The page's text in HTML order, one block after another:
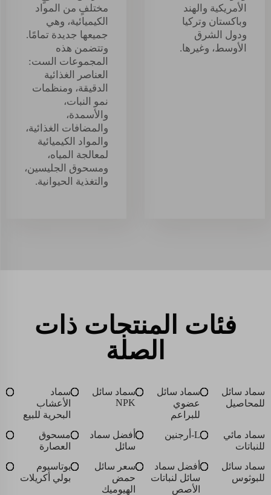
الأمريكية والهند
وباكستان وتركيا
ودول الشرق
الأوسط، وغيرها.
مختلفٍ من المواد
الكيميائية، وهي
جميعها جديدة تمامًا.
وتتضمن هذه
المجموعات الست:
العناصر الغذائية
الدقيقة، ومنظمات
نمو النبات،
والأسمدة،
والمضافات الغذائية،
والمواد الكيميائية
لمعالجة المياه،
ومسحوق الجليسين،
والتغذية الحيوانية.
فئات المنتجات ذات
الصلة
سماد سائل
للمحاصيل
سماد سائل
عضوي
للبراعم
سماد سائل
NPK
سماد
الأعشاب
البحرية للبيع
سماد مائي
للنباتات
L-أرجنين
أفضل سماد
سائل
مسحوق
العصارة
سماد سائل
للبوثوس
أفضل سماد
سائل لنباتات
الأصص
سعر سائل
حمض
الهيوميك
بوتاسيوم
بولي أكريلات